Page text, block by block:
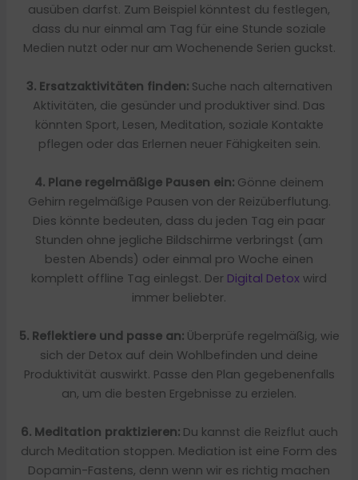
ausüben darfst. Zum Beispiel könntest du festlegen,
dass du nur einmal am Tag für eine Stunde soziale
Medien nutzt oder nur am Wochenende Serien guckst.
3. Ersatzaktivitäten finden: Suche nach alternativen
Aktivitäten, die gesünder und produktiver sind. Das
könnten Sport, Lesen, Meditation, soziale Kontakte
pflegen oder das Erlernen neuer Fähigkeiten sein.
4. Plane regelmäßige Pausen ein: Gönne deinem
Gehirn regelmäßige Pausen von der Reizüberflutung.
Dies könnte bedeuten, dass du jeden Tag ein paar
Stunden ohne jegliche Bildschirme verbringst (am
besten Abends) oder einmal pro Woche einen
komplett offline Tag einlegst. Der Digital Detox wird
immer beliebter.
5. Reflektiere und passe an:Überprüfe regelmäßig, wie
sich der Detox auf dein Wohlbefinden und deine
Produktivität auswirkt. Passe den Plan gegebenenfalls
an, um die besten Ergebnisse zu erzielen.
6. Meditation praktizieren:Du kannst die Reizflut auch
durch Meditation stoppen. Mediation ist eine Form des
Dopamin-Fastens, denn wenn wir es richtig machen